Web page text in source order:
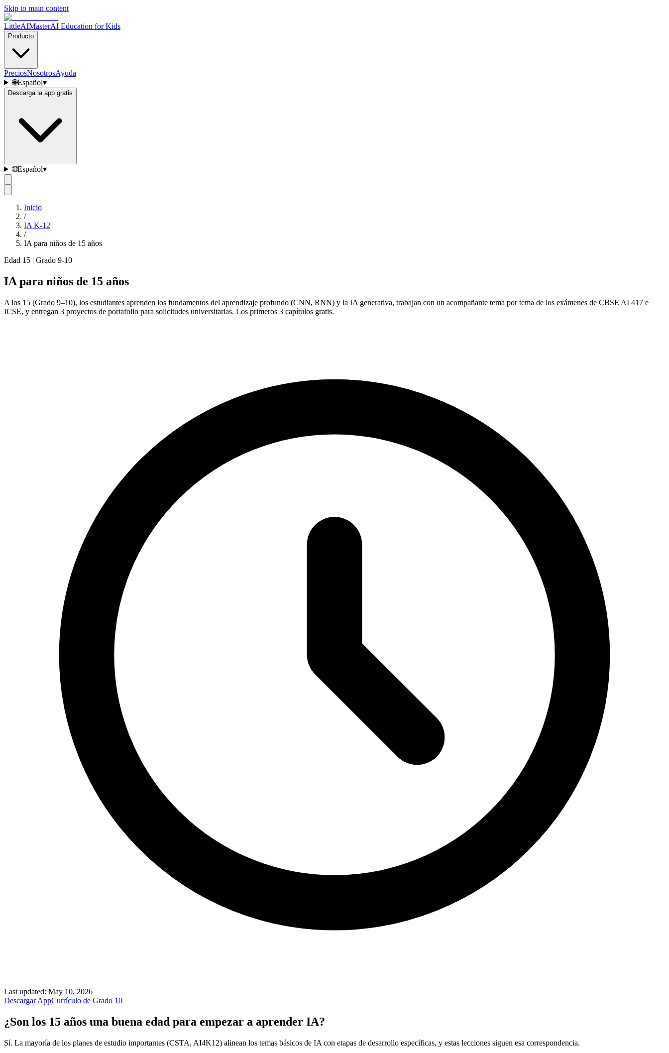
Skip to main content
LittleAIMasterAI Education for Kids
Producto
PreciosNosotrosAyuda
🌐Español▾
Descarga la app gratis
🌐Español▾
Inicio
/
IA K-12
/
IA para niños de 15 años
Edad 15 | Grado 9-10
IA para niños de 15 años
A los 15 (Grado 9–10), los estudiantes aprenden los fundamentos del aprendizaje profundo (CNN, RNN) y la IA generativa, trabajan con un acompañante tema por tema de los exámenes de CBSE AI 417 e
ICSE, y entregan 3 proyectos de portafolio para solicitudes universitarias. Los primeros 3 capítulos gratis.
Last updated: May 10, 2026
Descargar AppCurrículo de Grado 10
¿Son los 15 años una buena edad para empezar a aprender IA?
Sí. La mayoría de los planes de estudio importantes (CSTA, AI4K12) alinean los temas básicos de IA con etapas de desarrollo específicas, y estas lecciones siguen esa correspondencia.